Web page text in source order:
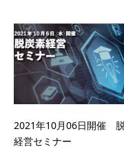
2021年10月06日開催
経営セミナー